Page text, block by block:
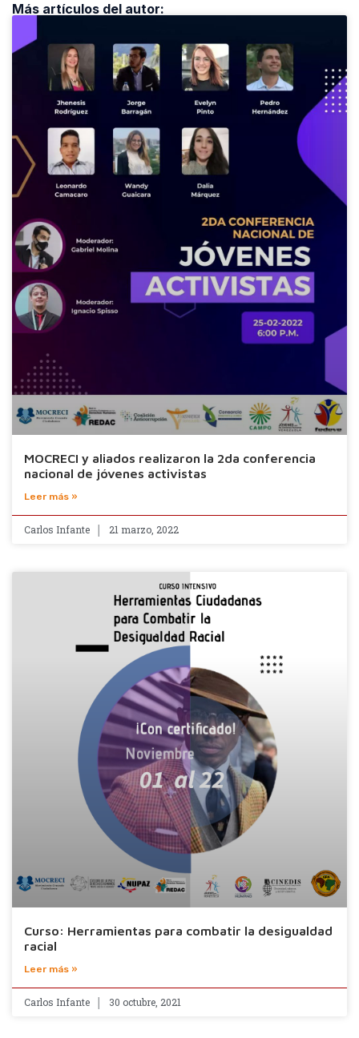
Más artículos del autor:
MOCRECI y aliados realizaron la 2da conferencia
nacional de jóvenes activistas
Leer más »
Carlos Infante 21 marzo, 2022
Curso: Herramientas para combatir la desigualdad
racial
Leer más »
Carlos Infante 30 octubre, 2021